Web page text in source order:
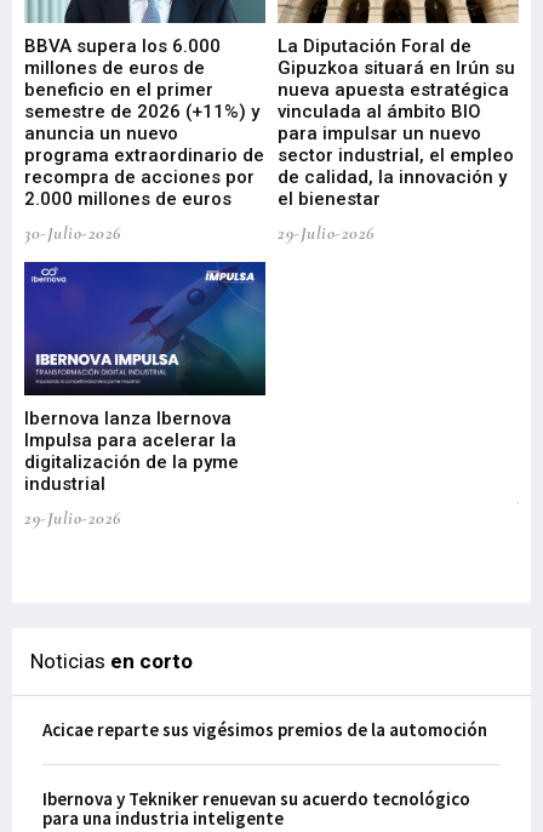
BBVA supera los 6.000
millones de euros de
beneficio en el primer
semestre de 2026 (+11%) y
anuncia un nuevo
programa extraordinario de
recompra de acciones por
2.000 millones de euros
30-Julio-2026
La Diputación Foral de
Gipuzkoa situará en Irún su
nueva apuesta estratégica
vinculada al ámbito BIO
para impulsar un nuevo
sector industrial, el empleo
de calidad, la innovación y
el bienestar
29-Julio-2026
Ibernova lanza Ibernova
Impulsa para acelerar la
digitalización de la pyme
industrial
29-Julio-2026
Noticias en corto
Acicae reparte sus vigésimos premios de la automoción
Ibernova y Tekniker renuevan su acuerdo tecnológico
para una industria inteligente